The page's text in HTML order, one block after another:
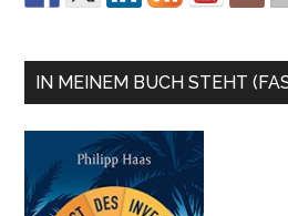
IN MEINEM BUCH STEHT